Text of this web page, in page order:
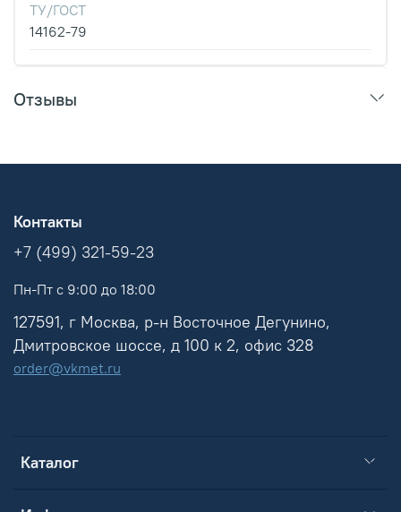
ТУ/ГОСТ
14162-79
Отзывы
Каталог
Контакты
+7 (499) 321-59-23
Пн-Пт с 9:00 до 18:00
127591, г Москва, р-н Восточное Дегунино,
Дмитровское шоссе, д 100 к 2, офис 328
order@vkmet.ru